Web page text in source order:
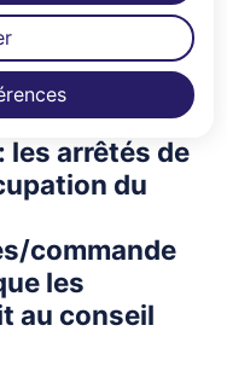
2021 et
Retrouvez
les arrêtés de
du
commande
les
au conseil